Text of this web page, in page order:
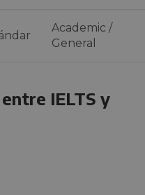
Academic /
General
IELTS y